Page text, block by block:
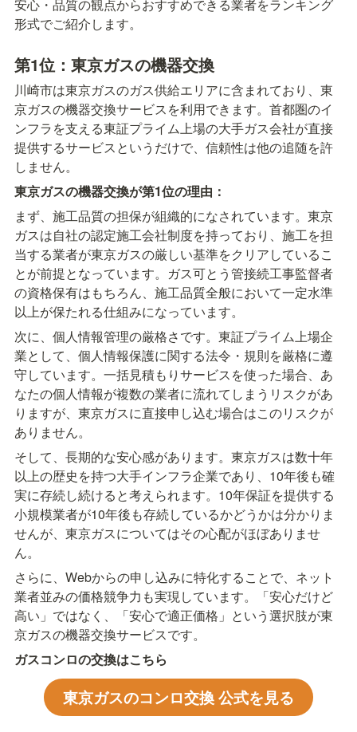
安心・品質の観点からおすすめできる業者をランキング
形式でご紹介します。
第1位：東京ガスの機器交換
川崎市は東京ガスのガス供給エリアに含まれており、東
京ガスの機器交換サービスを利用できます。首都圏のイ
ンフラを支える東証プライム上場の大手ガス会社が直接
提供するサービスというだけで、信頼性は他の追随を許
しません。
東京ガスの機器交換が第1位の理由：
まず、施工品質の担保が組織的になされています。東京
ガスは自社の認定施工会社制度を持っており、施工を担
当する業者が東京ガスの厳しい基準をクリアしているこ
とが前提となっています。ガス可とう管接続工事監督者
の資格保有はもちろん、施工品質全般において一定水準
以上が保たれる仕組みになっています。
次に、個人情報管理の厳格さです。東証プライム上場企
業として、個人情報保護に関する法令・規則を厳格に遵
守しています。一括見積もりサービスを使った場合、あ
なたの個人情報が複数の業者に流れてしまうリスクがあ
りますが、東京ガスに直接申し込む場合はこのリスクが
ありません。
そして、長期的な安心感があります。東京ガスは数十年
以上の歴史を持つ大手インフラ企業であり、10年後も確
実に存続し続けると考えられます。10年保証を提供する
小規模業者が10年後も存続しているかどうかは分かりま
せんが、東京ガスについてはその心配がほぼありませ
ん。
さらに、Webからの申し込みに特化することで、ネット
業者並みの価格競争力も実現しています。「安心だけど
高い」ではなく、「安心で適正価格」という選択肢が東
京ガスの機器交換サービスです。
ガスコンロの交換はこちら
東京ガスのコンロ交換 公式を見る